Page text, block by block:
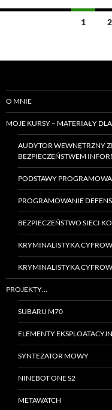
wpisach
1 2
O MNIE
MOJE KURSY – MATERIAŁY
AUDYTOR WEWNĘTRZNY
BEZPIECZEŃSTWEM
PODSTAWY
PROGRAMOWANIE
BEZPIECZEŃSTWO SIECI
KRYMINALISTYKA
KRYMINALISTYKA
PROJEKTY…
SUBARU M70
ELEMENTY
SYNTEZATOR MOWY
NINEBOT ONE S2
METAWATCH